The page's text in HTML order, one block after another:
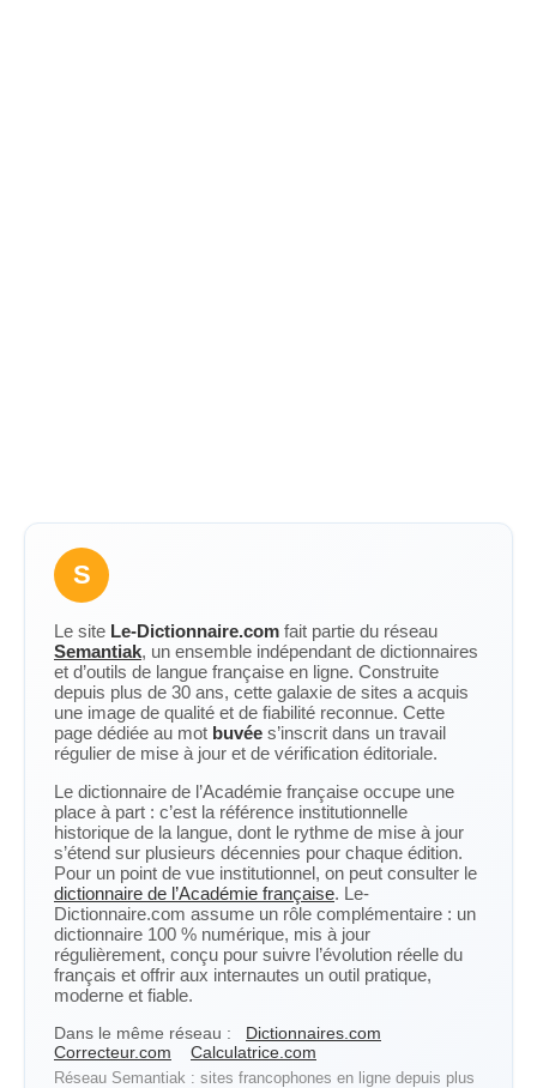
S
Le site Le-Dictionnaire.com fait partie du réseau
Semantiak, un ensemble indépendant de dictionnaires
et d’outils de langue française en ligne. Construite
depuis plus de 30 ans, cette galaxie de sites a acquis
une image de qualité et de fiabilité reconnue. Cette
page dédiée au mot buvée s’inscrit dans un travail
régulier de mise à jour et de vérification éditoriale.
Le dictionnaire de l’Académie française occupe une
place à part : c’est la référence institutionnelle
historique de la langue, dont le rythme de mise à jour
s’étend sur plusieurs décennies pour chaque édition.
Pour un point de vue institutionnel, on peut consulter le
dictionnaire de l’Académie française. Le-
Dictionnaire.com assume un rôle complémentaire : un
dictionnaire 100 % numérique, mis à jour
régulièrement, conçu pour suivre l’évolution réelle du
français et offrir aux internautes un outil pratique,
moderne et fiable.
Dans le même réseau :
Dictionnaires.com
Correcteur.com
Calculatrice.com
Réseau Semantiak : sites francophones en ligne depuis plus